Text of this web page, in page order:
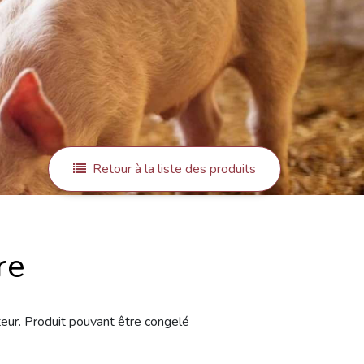
Retour à la liste des produits
Produit pouvant être congelé